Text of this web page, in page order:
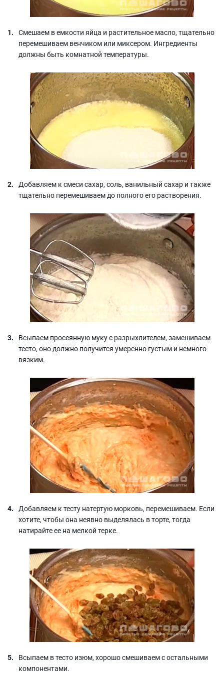
Смешаем в емкости яйца и растительное масло, тщательно
перемешиваем венчиком или миксером. Ингредиенты
должны быть комнатной температуры.
Добавляем к смеси сахар, соль, ванильный сахар и также
тщательно перемешиваем до полного его растворения.
Всыпаем просеянную муку с разрыхлителем, замешиваем
тесто, оно должно получится умеренно густым и немного
вязким.
Добавляем к тесту натертую морковь, перемешиваем. Если
хотите, чтобы она неявно выделялась в торте, тогда
натирайте ее на мелкой терке.
Всыпаем в тесто изюм, хорошо смешиваем с остальными
компонентами.